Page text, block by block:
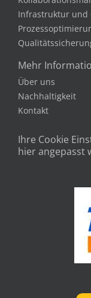
Infrastruktur und
Mehr
Über uns
Nachhaltigkeit
Kontakt
Ihre Cookie
hier angepasst